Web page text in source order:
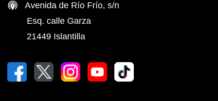
Avenida de Río Frío, s/n
Esq. calle Garza
21449 Islantilla